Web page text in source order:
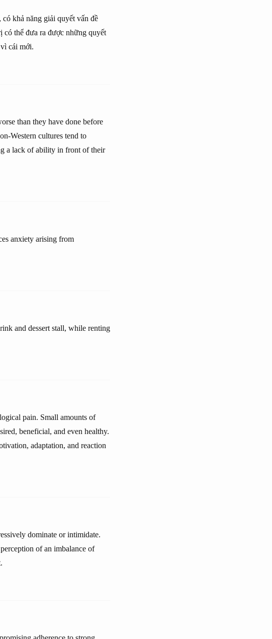
khả năng giải quyết vấn đề
có thể đưa ra được những quyết
cái mới.
than they have done before
Western cultures tend to
a lack of ability in front of their
anxiety arising from
and dessert stall, while renting
pain. Small amounts of
beneficial, and even healthy.
adaptation, and reaction
dominate or intimidate.
of an imbalance of